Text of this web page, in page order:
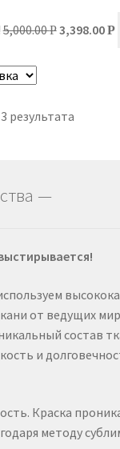
5,000.00Р3,398.00Р
результата
—
от ведущих
состав
и
Краска
методу